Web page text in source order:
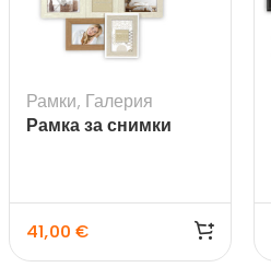
Рамки, Галерия
Рамка за снимки
41,00 €